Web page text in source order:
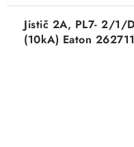
Jistič 2A, PL7- 2/1/D
(10kA) Eaton 262711